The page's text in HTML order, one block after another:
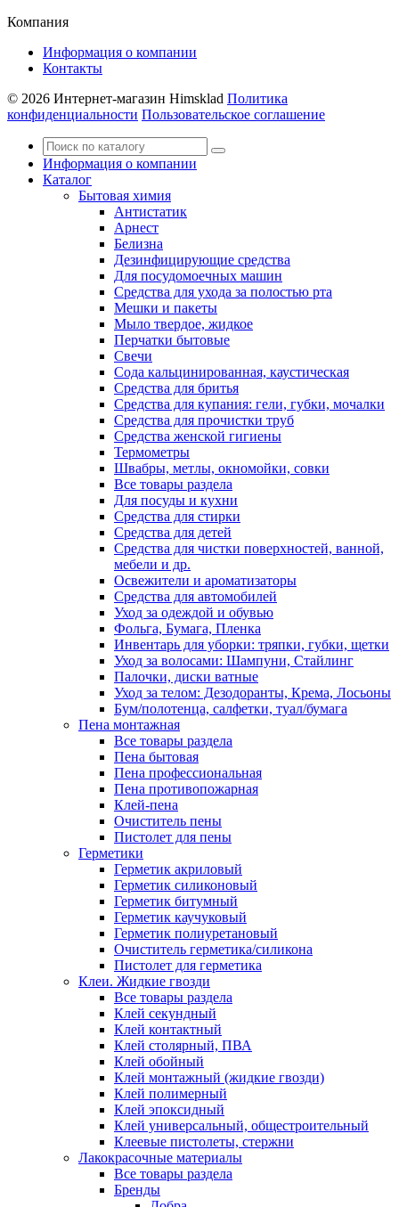
Компания
Информация о компании
Контакты
© 2026 Интернет-магазин Himsklad Политика
конфиденциальности Пользовательское соглашение
Информация о компании
Каталог
Бытовая химия
Антистатик
Арнест
Белизна
Дезинфицирующие средства
Для посудомоечных машин
Средства для ухода за полостью рта
Мешки и пакеты
Мыло твердое, жидкое
Перчатки бытовые
Свечи
Сода кальцинированная, каустическая
Средства для бритья
Средства для купания: гели, губки, мочалки
Средства для прочистки труб
Средства женской гигиены
Термометры
Швабры, метлы, окномойки, совки
Все товары раздела
Для посуды и кухни
Средства для стирки
Средства для детей
Средства для чистки поверхностей, ванной,
мебели и др.
Освежители и ароматизаторы
Средства для автомобилей
Уход за одеждой и обувью
Фольга, Бумага, Пленка
Инвентарь для уборки: тряпки, губки, щетки
Уход за волосами: Шампуни, Стайлинг
Палочки, диски ватные
Уход за телом: Дезодоранты, Крема, Лосьоны
Бум/полотенца, салфетки, туал/бумага
Пена монтажная
Все товары раздела
Пена бытовая
Пена профессиональная
Пена противопожарная
Клей-пена
Очиститель пены
Пистолет для пены
Герметики
Герметик акриловый
Герметик силиконовый
Герметик битумный
Герметик каучуковый
Герметик полиуретановый
Очиститель герметика/силикона
Пистолет для герметика
Клеи. Жидкие гвозди
Все товары раздела
Клей секундный
Клей контактный
Клей столярный, ПВА
Клей обойный
Клей монтажный (жидкие гвозди)
Клей полимерный
Клей эпоксидный
Клей универсальный, общестроительный
Клеевые пистолеты, стержни
Лакокрасочные материалы
Все товары раздела
Бренды